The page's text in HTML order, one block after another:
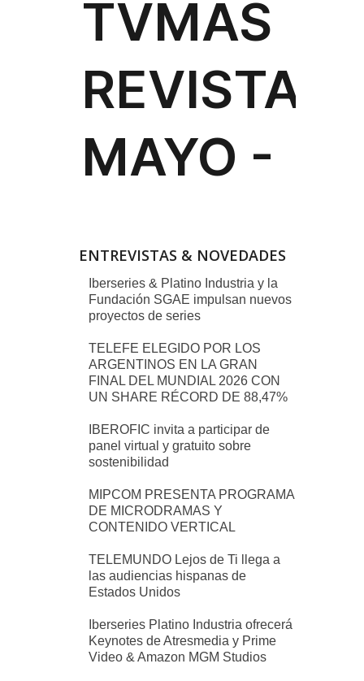
ENTREVISTAS & NOVEDADES
Iberseries & Platino Industria y la
Fundación SGAE impulsan nuevos
proyectos de series
TELEFE ELEGIDO POR LOS
ARGENTINOS EN LA GRAN
FINAL DEL MUNDIAL 2026 CON
UN SHARE RÉCORD DE 88,47%
IBEROFIC invita a participar de
panel virtual y gratuito sobre
sostenibilidad
MIPCOM PRESENTA PROGRAMA
DE MICRODRAMAS Y
CONTENIDO VERTICAL
TELEMUNDO Lejos de Ti llega a
las audiencias hispanas de
Estados Unidos
Iberseries Platino Industria ofrecerá
Keynotes de Atresmedia y Prime
Video & Amazon MGM Studios